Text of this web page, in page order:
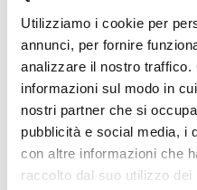
Utilizziamo i cookie per
annunci, per fornire
analizzare il nostro traffico.
informazioni sul modo in
nostri partner che si
pubblicità e social media, i
con altre informazioni che
raccolto dal suo utilizzo dei
Technical ManagerFilipe
filipe.cameira@caleffi.com
-
Accountancy and Sales
2362-4903/07